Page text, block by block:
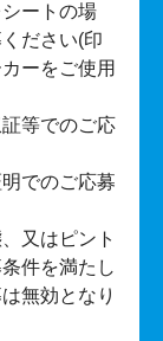
ートの場
ださい(印
ーをご使用
等でのご応
でのご応募
又はピント
件を満たし
無効となり